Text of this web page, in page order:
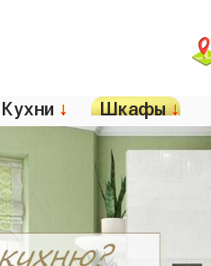
Кухни ↓ Шкафы↓